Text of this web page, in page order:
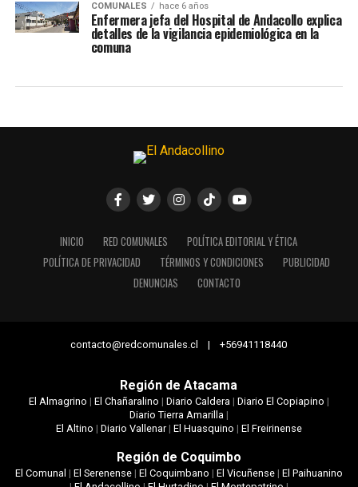
COMUNALES hace 6 años
Enfermera jefa del Hospital de Andacollo explica
detalles de la vigilancia epidemiológica en la
comuna
INICIO RED COMUNALES
POLÍTICA EDITORIAL Y ÉTICA
POLÍTICA DE PRIVACIDAD
TÉRMINOS Y CONDICIONES
PUBLICIDAD
DENUNCIAS
CONTACTO
contacto@redcomunales.cl | +56941118440
Región de Atacama
El Almagrino | El Chañaralino | Diario Caldera| Diario El Copiapino |
Diario Tierra Amarilla|
El Altino | Diario Vallenar| El Huasquino | El Freirinense
Región de Coquimbo
El Comunal | El Serenense| El Coquimbano | El Vicuñense| El Paihuanino